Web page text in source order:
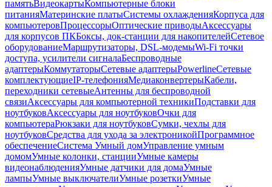
памятьВидеокартыКомпьютерные блоки
питанияМатеринские платыСистемы охлажденияКорпуса для
компьютеровПроцессорыОптические приводыАксессуары
для корпусов ПКБоксы, док-станции для накопителейСетевое
оборудованиеМаршрутизаторы, DSL-модемыWi-Fi точки
доступа, усилители сигналаБеспроводные
адаптерыКоммутаторыСетевые адаптерыPowerlineСетевые
комплектующиеIP-телефонияМедиаконвертерыКабели,
переходники сетевыеАнтенны для беспроводной
связиАксессуары для компьютерной техникиПодставки для
ноутбуковАксессуары для ноутбуковОчки для
компьютераРюкзаки для ноутбуковСумки, чехлы для
ноутбуковСредства для ухода за электроникойПрограммное
обеспечениеСистема Умный домУправление умным
домомУмные колонки, станцииУмные камеры
видеонаблюденияУмные датчики для домаУмные
лампыУмные выключателиУмные розеткиУмные